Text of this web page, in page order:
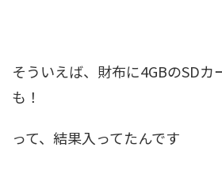
そういえば、財布に4GBのSDカ
も！
って、結果入ってたんです